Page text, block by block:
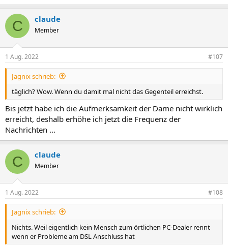
C claude
Member
1 Aug. 2022 #107
Jagnix schrieb:
täglich? Wow. Wenn du damit mal nicht das Gegenteil erreichst.
Bis jetzt habe ich die Aufmerksamkeit der Dame nicht wirklich
erreicht, deshalb erhöhe ich jetzt die Frequenz der
Nachrichten ...
C claude
Member
1 Aug. 2022 #108
Jagnix schrieb:
Nichts. Weil eigentlich kein Mensch zum örtlichen PC-Dealer rennt
wenn er Probleme am DSL Anschluss hat